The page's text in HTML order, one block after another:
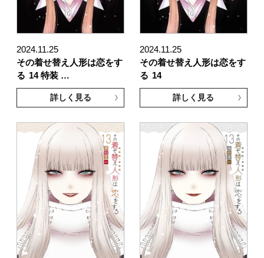
2024.11.25
その着せ替え人形は恋をす
る 14 特装 …
詳しく見る
2024.11.25
その着せ替え人形は恋をす
る 14
詳しく見る